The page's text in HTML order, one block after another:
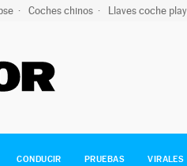
Coches chinos Llaves coche
CONDUCIR PRUEBAS VIRALES